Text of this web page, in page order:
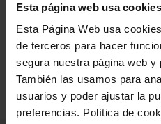
Esta página web usa cookies
Esta Página Web usa
de terceros para hacer
segura nuestra página web
También las usamos para
usuarios y poder ajustar la
preferencias. Política de
cancer
Trabaja
con
nosotros
Sala
de
Observatorio